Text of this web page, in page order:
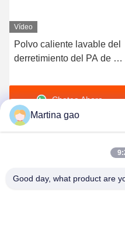
Vídeo
Polvo caliente lavable del
derretimiento del PA de la
la impresión de la
transferencia de calor
Chatea Ahora
Shenzhen Tunsing
Martina gao
Good day, what product are